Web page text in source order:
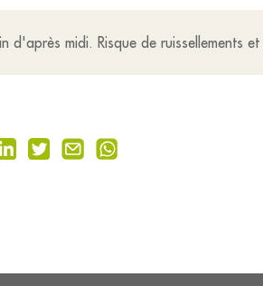
d'après midi. Risque de ruissellements